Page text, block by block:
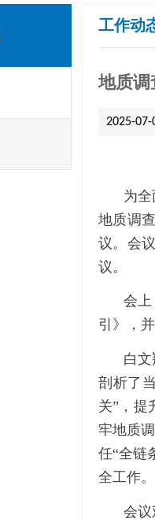
工作动
地质调
2025-07-
为
地质调
议。会
议。
会上
引》，
白
剖析了
关” ，
牢地质
任“全链
全工作。
会议